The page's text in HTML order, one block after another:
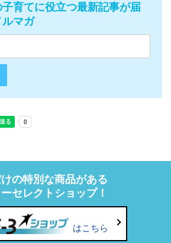
育てに役立つ最新記事が届
ルマガ
の特別な商品がある
セレクトショップ！
はこちら